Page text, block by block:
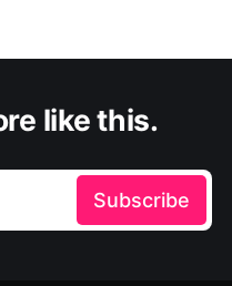
like this.
Subscribe